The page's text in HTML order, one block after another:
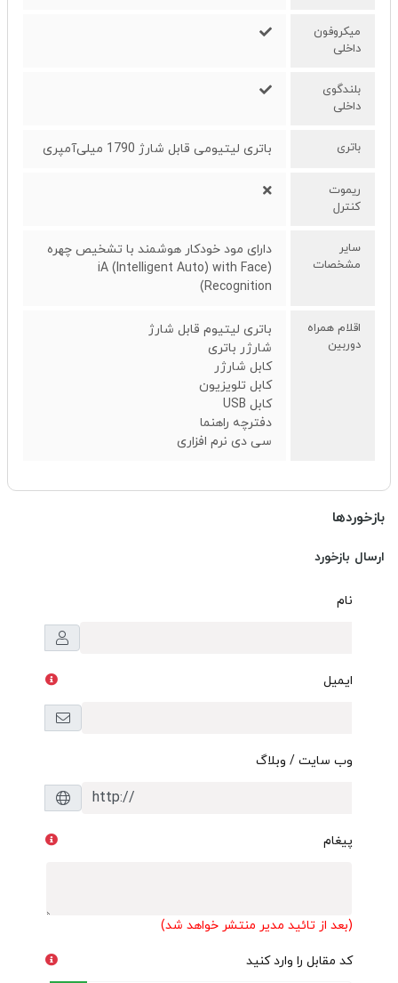
میکروفون
داخلی
بلندگوی
داخلی
باتری باتری لیتیومی قابل شارژ 1790 میلی‌آمپری
ریموت
کنترل
سایر
مشخصات
دارای مود خودکار هوشمند با تشخیص چهره
(iA (Intelligent Auto) with Face
Recognition)
اقلام همراه
دوربین
باتری لیتیوم قابل شارژ
شارژر باتری
کابل شارژر
کابل تلویزیون
کابل USB
دفترچه راهنما
سی دی نرم افزاری
بازخوردها
ارسال بازخورد
نام
ایمیل
وب سایت / وبلاگ
پیغام
(بعد از تائید مدیر منتشر خواهد شد)
کد مقابل را وارد کنید